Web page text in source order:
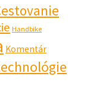
Handbike
Komentár